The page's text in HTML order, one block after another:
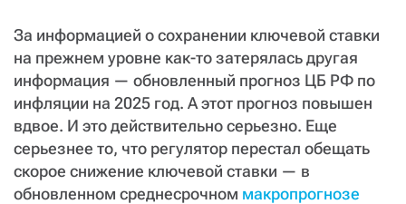
За информацией о сохранении ключевой ставки
на прежнем уровне как-то затерялась другая
информация — обновленный прогноз ЦБ РФ по
инфляции на 2025 год. А этот прогноз повышен
вдвое. И это действительно серьезно. Еще
серьезнее то, что регулятор перестал обещать
скорое снижение ключевой ставки — в
обновленном среднесрочном макропрогнозе